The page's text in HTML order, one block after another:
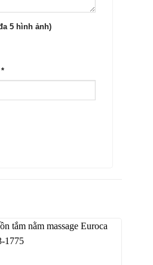
5 hình ảnh)
*